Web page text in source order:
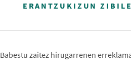
ERANTZUKIZUN
Babestu zaitez hirugarrenen